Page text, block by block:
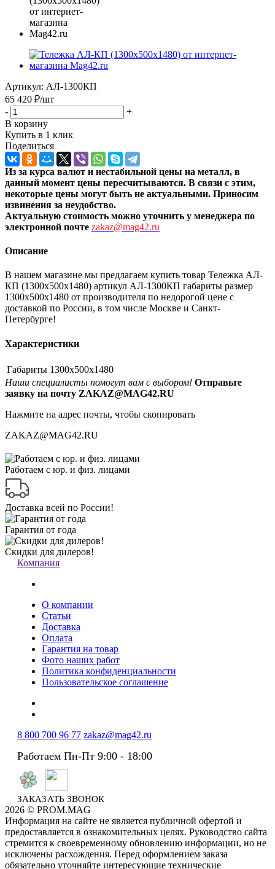
Артикул: АЛ-1300КП
65 420 ₽/шт
-
+
В корзину
Купить в 1 клик
Поделиться
Из за курса валют и нестабильной цены на металл, в
данный момент цены пересчитываются. В связи с этим,
некоторые цены могут быть не актуальными. Приносим
извинения за неудобство.
Актуальную стоимость можно уточнить у менеджера по
электронной почте zakaz@mag42.ru
Описание
В нашем магазине мы предлагаем купить товар Тележка АЛ-
КП (1300x500x1480) артикул АЛ-1300КП габариты размер
1300x500x1480 от производителя по недорогой цене с
доставкой по России, в том числе Москве и Санкт-
Петербурге!
Характеристики
Габариты 1300x500x1480
Наши специалисты помогут вам с выбором! Отправьте
заявку на почту ZAKAZ@MAG42.RU
Нажмите на адрес почты, чтобы скопировать
ZAKAZ@MAG42.RU
Работаем с юр. и физ. лицами
Доставка всей по России!
Гарантия от года
Скидки для дилеров!
Компания
О компании
Статьи
Доставка
Оплата
Гарантия на товар
Фото наших работ
Политика конфиденциальности
Пользовательское соглашение
8 800 700 96 77 zakaz@mag42.ru
Работаем Пн-Пт 9:00 - 18:00
ЗАКАЗАТЬ ЗВОНОК
2026 © PROM.MAG
Информация на сайте не является публичной офертой и
предоставляется в ознакомительных целях. Руководство сайта
стремится к своевременному обновлению информации, но не
исключены расхождения. Перед оформлением заказа
обязательно уточняйте интересующие технические